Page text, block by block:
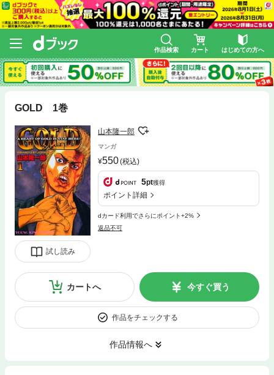
作品検索 カート はじめての方へ
GOLD 1巻
試し読み
山本隆一郎
マンガ
550(税込)
5pt獲得
ポイント詳細
dカード利用でさらにポイント+2%
返品不可
カートへ 今すぐ買う
作品をチェックする
作品情報へ